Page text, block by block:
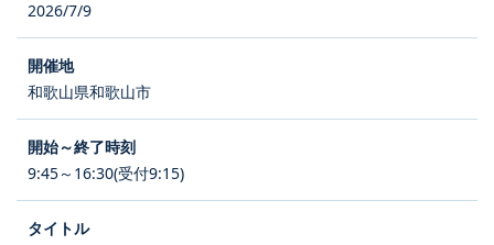
2026/7/9
和歌山県和歌山市
9:45～16:30(受付9:15)